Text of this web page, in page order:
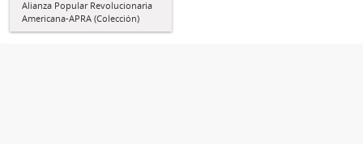
Alianza Popular Revolucionaria
Americana-APRA (Colección)